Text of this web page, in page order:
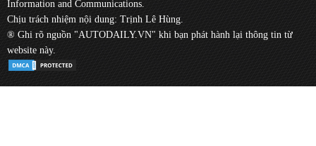
Information and Communications.
Chịu trách nhiệm nội dung: Trịnh Lê Hùng.
® Ghi rõ nguồn "AUTODAILY.VN" khi bạn phát hành lại thông tin từ
website này.